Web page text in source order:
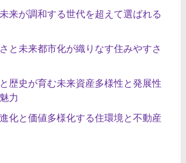
来が調和する世代を超えて選ばれる
と未来都市化が織りなす住みやすさ
歴史が育む未来資産多様性と発展性
力
化と価値多様化する住環境と不動産